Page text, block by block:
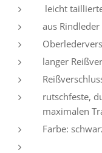
leicht
aus
langer
rutschfeste,
maximalen
Farbe: